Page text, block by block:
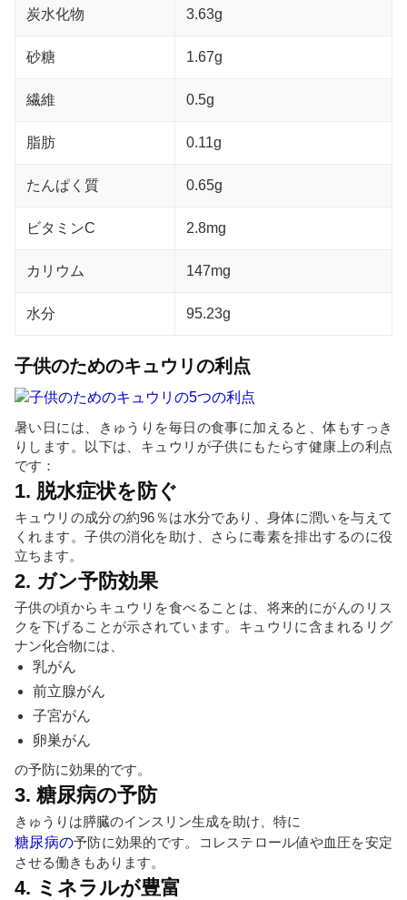
炭水化物 3.63g
砂糖 1.67g
繊維 0.5g
脂肪 0.11g
たんぱく質 0.65g
ビタミンC 2.8mg
カリウム 147mg
水分 95.23g
子供のためのキュウリの利点
暑い日には、きゅうりを毎日の食事に加えると、体もすっき
りします。以下は、キュウリが子供にもたらす健康上の利点
です：
1. 脱水症状を防ぐ
キュウリの成分の約96％は水分であり、身体に潤いを与えて
くれます。子供の消化を助け、さらに毒素を排出するのに役
立ちます。
2. ガン予防効果
子供の頃からキュウリを食べることは、将来的にがんのリス
クを下げることが示されています。キュウリに含まれるリグ
ナン化合物には、
乳がん
前立腺がん
子宮がん
卵巣がん
の予防に効果的です。
3. 糖尿病の予防
きゅうりは膵臓のインスリン生成を助け、特に
糖尿病の予防に効果的です。コレステロール値や血圧を安定
させる働きもあります。
4. ミネラルが豊富